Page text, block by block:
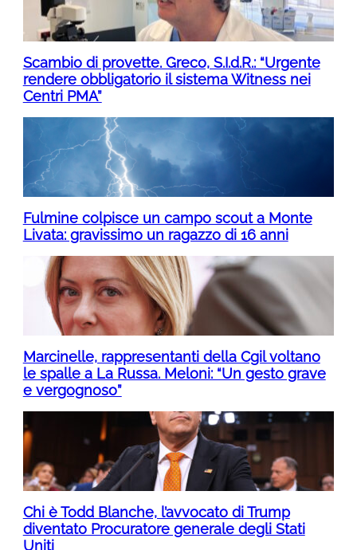
Scambio di provette. Greco, S.I.d.R.: “Urgente
rendere obbligatorio il sistema Witness nei
Centri PMA”
Fulmine colpisce un campo scout a Monte
Livata: gravissimo un ragazzo di 16 anni
Marcinelle, rappresentanti della Cgil voltano
le spalle a La Russa. Meloni: “Un gesto grave
e vergognoso”
Chi è Todd Blanche, l’avvocato di Trump
diventato Procuratore generale degli Stati
Uniti